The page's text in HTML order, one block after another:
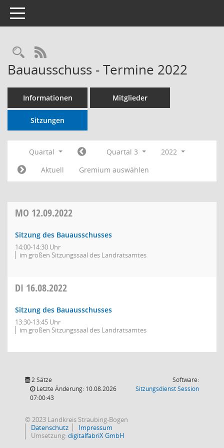
Toggle navigation
RSS-Feed
Bauausschuss - Termine 2022
Informationen Mitglieder
Sitzungen
Quartal Quartal 3
2022
Aktuell
Gremium auswählen
MO 12.09.2022
Sitzung des Bauausschusses
14:00-14:30 Uhr
im großen Sitzungssaal des Landratsamtes
DI 16.08.2022
Sitzung des Bauausschusses
13:30-13:45 Uhr
im großen Sitzungssaal des Landratsamtes
2 Sätze
Letzte Änderung: 10.08.2026
07:00:43
Software:
SitzungsdienstSession(Wird in
© 2023 Landkreis Straubing-Bogen
Datenschutz
Impressum
Umsetzung:digitalfabriX GmbH